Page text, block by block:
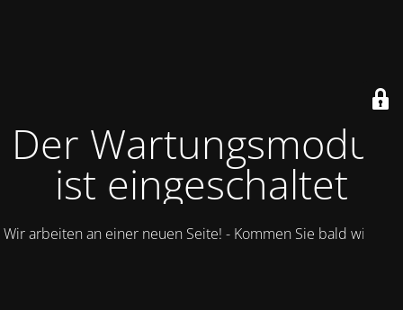
Der Wartungsmodus
ist eingeschaltet
Wir arbeiten an einer neuen Seite! - Kommen Sie bald wieder.